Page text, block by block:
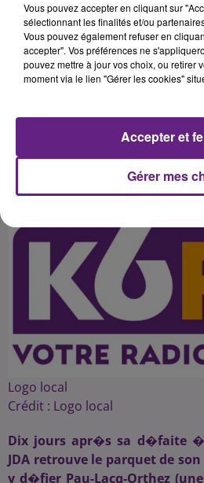
DIJON-
heures). Un match
hommes de Jean-
doivent
Publié : 5 mai 2015 à 4h00 par
Logo local
Crédit : Logo local
Dix jours apr�s sa d�faite �
JDA retrouve le parquet de
y d�fier Pau-Lacq-Orthez
Vous pouvez accepter en cliquant sur
sélectionnant les finalités et/ou
Vous pouvez également refuser en
accepter". Vos préférences ne
pouvez mettre à jour vos choix, ou retirer
moment via le lien "Gérer les cookies"
Gérer mes
Accepter et